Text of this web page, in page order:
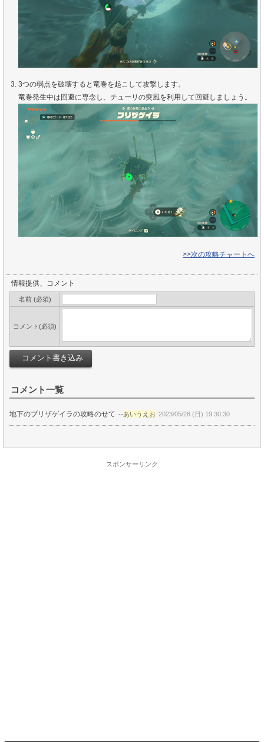
3つの弱点を破壊すると竜巻を起こして攻撃します。
竜巻発生中は回避に専念し、チューリの突風を利用して回避しましょう。
>>次の攻略チャートへ
情報提供、コメント
名前 (必須)
コメント(必須)
コメント一覧
地下のブリザゲイラの攻略のせて --あいうえお 2023/05/28 (日) 19:30:30
スポンサーリンク